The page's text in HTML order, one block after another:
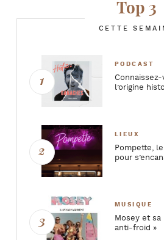
Top 3
CETTE
PODCAST
l’origine
LIEUX
Pompette,
pour
MUSIQUE
Mosey et sa
anti-froid »